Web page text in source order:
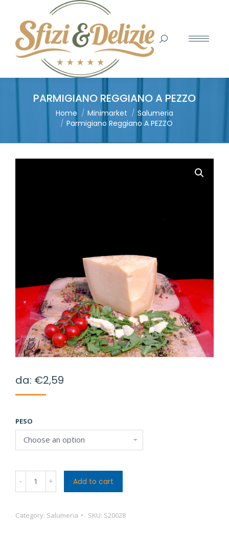
Search:
PARMIGIANO REGGIANO A PEZZO
You are here:Home Minimarket
Salumeria
Parmigiano Reggiano A PEZZO
da: €2,59
PESO
Parmigiano
Reggiano
PEZZO
Add to cart
Category: Salumeria SKU: S20028